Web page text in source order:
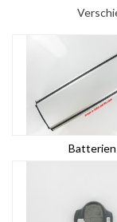
Batterien